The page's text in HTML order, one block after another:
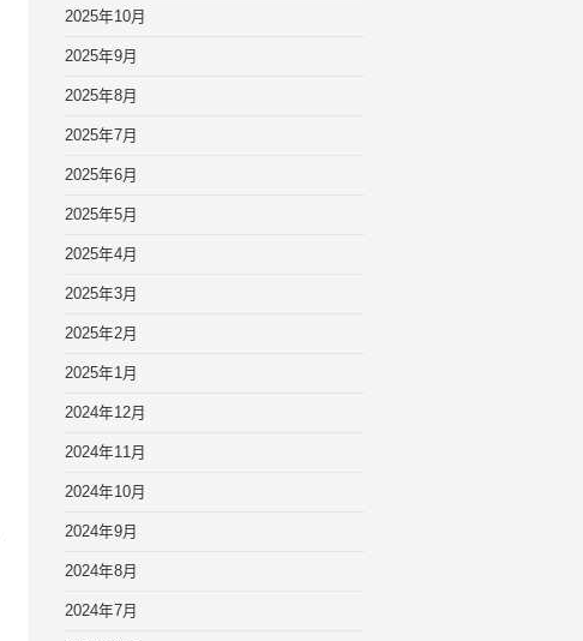
2025年10月
2025年9月
2025年8月
2025年7月
2025年6月
2025年5月
2025年4月
2025年3月
2025年2月
2025年1月
2024年12月
2024年11月
2024年10月
2024年9月
2024年8月
2024年7月